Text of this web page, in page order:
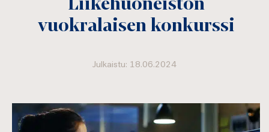
vuokralaisen konkurssi
Julkaistu: 18.06.2024